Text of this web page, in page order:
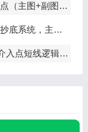
图+副图+选股）
未来上涨大波段
点短线逻辑分享